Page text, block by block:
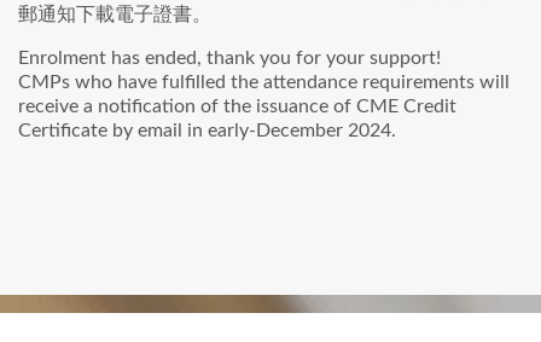
郵通知下載電子證書。
Enrolment has ended, thank you for your support!
CMPs who have fulfilled the attendance requirements will
receive a notification of the issuance of CME Credit
Certificate by email in early-December 2024.